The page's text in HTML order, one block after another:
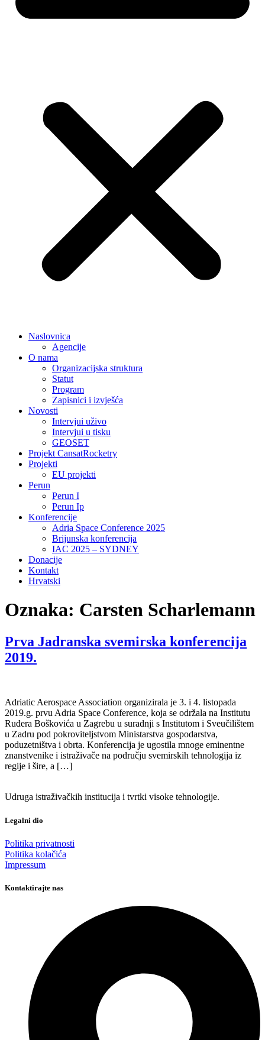
Naslovnica
Agencije
O nama
Organizacijska struktura
Statut
Program
Zapisnici i izvješća
Novosti
Intervjui uživo
Intervjui u tisku
GEOSET
Projekt CansatRocketry
Projekti
EU projekti
Perun
Perun I
Perun Ip
Konferencije
Adria Space Conference 2025
Brijunska konferencija
IAC 2025 – SYDNEY
Donacije
Kontakt
Hrvatski
Oznaka: Carsten Scharlemann
Prva Jadranska svemirska konferencija
2019.
Adriatic Aerospace Association organizirala je 3. i 4. listopada
2019.g. prvu Adria Space Conference, koja se održala na Institutu
Ruđera Boškovića u Zagrebu u suradnji s Institutom i Sveučilištem
u Zadru pod pokroviteljstvom Ministarstva gospodarstva,
poduzetništva i obrta. Konferencija je ugostila mnoge eminentne
znanstvenike i istraživače na području svemirskih tehnologija iz
regije i šire, a […]
Udruga istraživačkih institucija i tvrtki visoke tehnologije.
Legalni dio
Politika privatnosti
Politika kolačića
Impressum
Kontaktirajte nas